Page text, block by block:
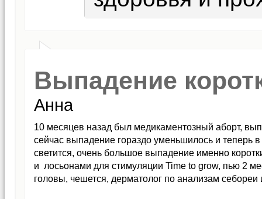
Выпадение
Анна
10 месяцев назад был медикаментозный аборт,
сейчас выпадение гораздо уменьшилось и теперь
светится, очень большое выпадение именно
и лосьонами для стимуляции Time to grow, пью 2
головы, чешется, дерматолог по анализам